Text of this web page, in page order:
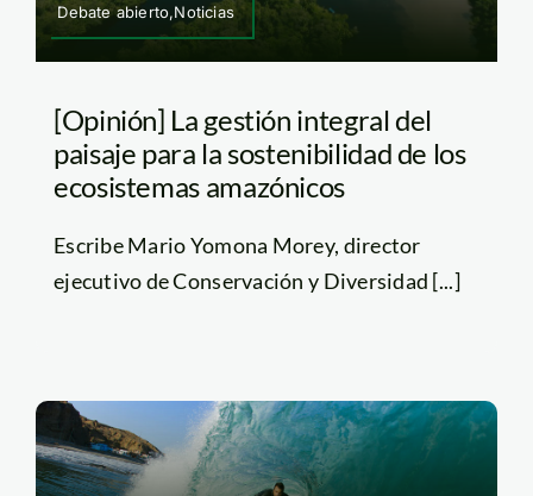
Debate abierto,Noticias
[Opinión] La gestión integral del
paisaje para la sostenibilidad de los
ecosistemas amazónicos
Escribe Mario Yomona Morey, director
ejecutivo de Conservación y Diversidad [...]